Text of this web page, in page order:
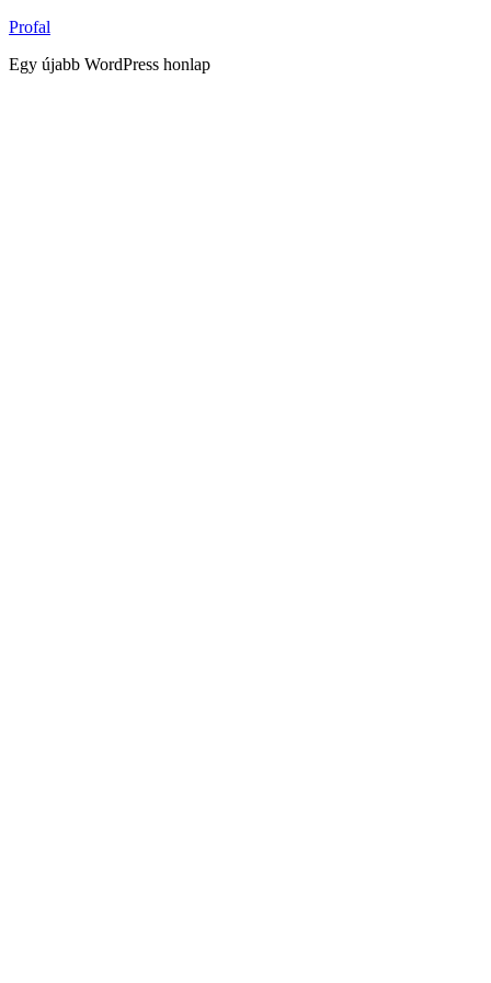
Tartalomhoz
Profal
Egy újabb WordPress honlap